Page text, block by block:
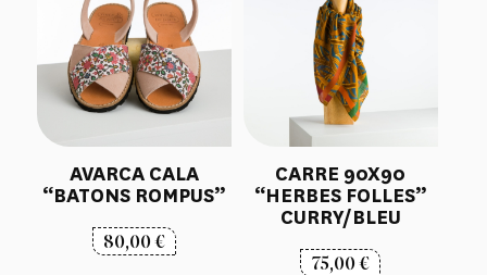
AVARCA CALA
“BATONS ROMPUS”
80,00€
CARRE 90X90
“HERBES FOLLES”
CURRY/BLEU
75,00€